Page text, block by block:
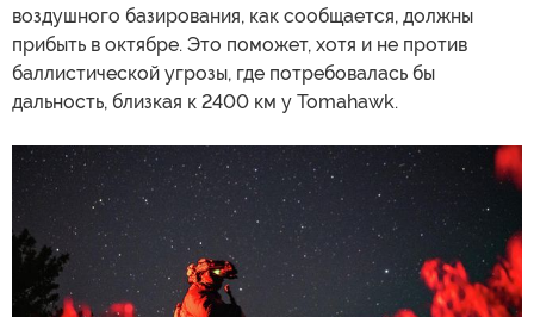
воздушного базирования, как сообщается, должны
прибыть в октябре. Это поможет, хотя и не против
баллистической угрозы, где потребовалась бы
дальность, близкая к 2400 км у Tomahawk.